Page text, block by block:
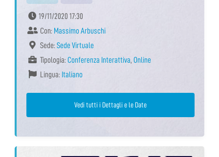
19/11/2020 17:30
Con: Massimo Arbuschi
Sede: Sede Virtuale
Tipologia: Conferenza Interattiva, Online
Lingua: Italiano
Vedi tutti i Dettagli e le Date